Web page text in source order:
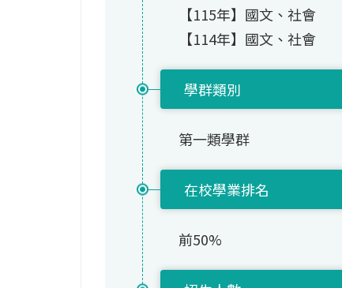
【115年】國文、社會
【114年】國文、社會
學群類別
第一類學群
在校學業排名
前50%